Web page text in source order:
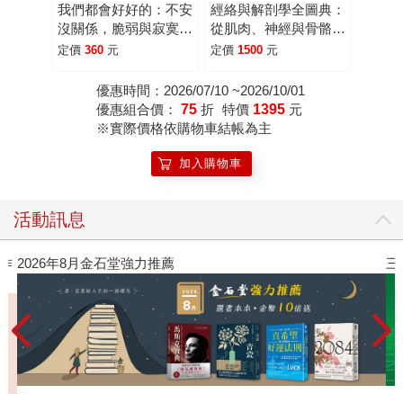
者，成為暢銷榜的常勝軍。在這個歷程中，肆一看著粉絲專
頁不斷攀升的粉絲數與無數粉絲直接而真心的回饋，也更讓
二本《那些再與你無關的幸福》的封面時，肆一與美術設計
也經過了長時間的溝通與調整，才完成了這一款具有意境與
氛圍的書封，肆一對書封的詮釋是「陽光蒸發了傷心的眼
淚」，非常貼近這本書想要傳達的正面意念。 這本《那些再
與你無關的幸福》發書的時間點如同上一本也是經過貼心的
五月，夏天才剛剛開始，但葉子都已經綠了，日照時間也漸
許，是可以試試的時候了。是時候，對自己再更好一點
了。」這次肆一在書中展現原有纖細敏銳的觀察力，和益發
純熟的闡述能力，他認為愛情知易行難，他試著把大家都懂
的道理講的不那麼教條，他說：「在期許自己可以去做到之
前，知道是第一步。而我一直想做的就是這些事，試圖說些
很平常的道理，可能沒什麼大不了，但可以提醒那些其實你
我們都會好好的：不安
沒關係，脆弱與寂寞也
沒關係，今天的你會很
定價 360 元
經絡與解剖學全圖典：
從肌肉、神經與骨骼讀
懂《黃帝內經》，貫通
張「人體經絡交會圖」
全彩海報)
定價 1500 元
優惠時間：2026/07/10 ~2026/10/01
優惠組合價： 75 折 特價 1395 元
※實際價格依購物車結帳為主
加入購物車
活動訊息
三采童書滿額送防水袋